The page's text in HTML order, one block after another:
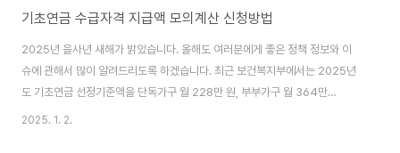
기초연금 수급자격 지급액 모의계산 신청방법
2025년 을사년 새해가 밝았습니다. 올해도 여러분에게 좋은 정책 정보와 이
슈에 관해서 많이 알려드리도록 하겠습니다. 최근 보건복지부에서는 2025년
도 기초연금 선정기준액을 단독가구 월 228만 원, 부부가구 월 364만
8,000원으로 결정한다고 밝혔습니다. 노인가구별 월 소득인정액이 해당 선정
2025. 1. 2.